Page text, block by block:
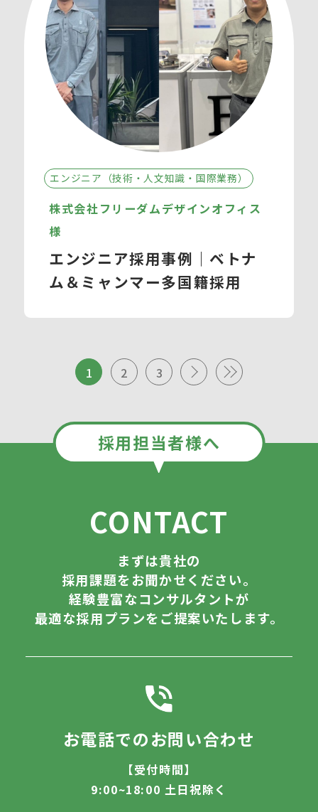
エンジニア（技術・人文知識・国際業務）
株式会社フリーダムデザインオフィス
様
エンジニア採用事例｜ベトナ
ム＆ミャンマー多国籍採用
1 2 3
採用担当者様へ
CONTACT
まずは貴社の
採用課題をお聞かせください。
経験豊富なコンサルタントが
最適な採用プランをご提案いたします。
お電話でのお問い合わせ
【受付時間】
9:00~18:00 土日祝除く